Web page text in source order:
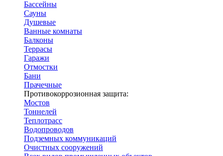
Бассейны
Сауны
Душевые
Ванные комнаты
Балконы
Террасы
Гаражи
Отмостки
Бани
Прачечные
Противокоррозионная защита:
Мостов
Тоннелей
Теплотрасс
Водопроводов
Подземных коммуникаций
Очистных сооружений